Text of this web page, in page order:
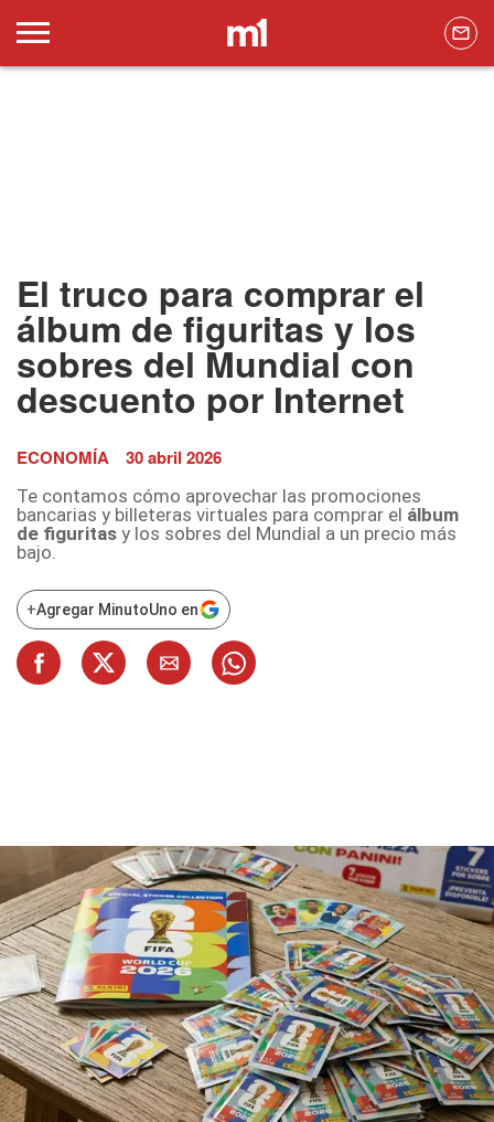
El truco para comprar el
álbum de figuritas y los
sobres del Mundial con
descuento por Internet
ECONOMÍA 30 abril 2026
Te contamos cómo aprovechar las promociones
bancarias y billeteras virtuales para comprar el álbum
de figuritas y los sobres del Mundial a un precio más
bajo.
+Agregar MinutoUno en